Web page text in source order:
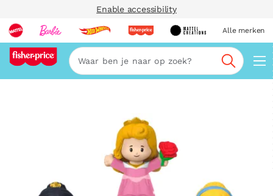
Enable accessibility
Alle merken
Zoeken